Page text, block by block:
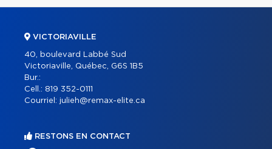
VICTORIAVILLE
40, boulevard Labbé Sud
Victoriaville, Québec, G6S 1B5
Bur.:
Cell.: 819 352-0111
Courriel: julieh@remax-elite.ca
RESTONS EN CONTACT